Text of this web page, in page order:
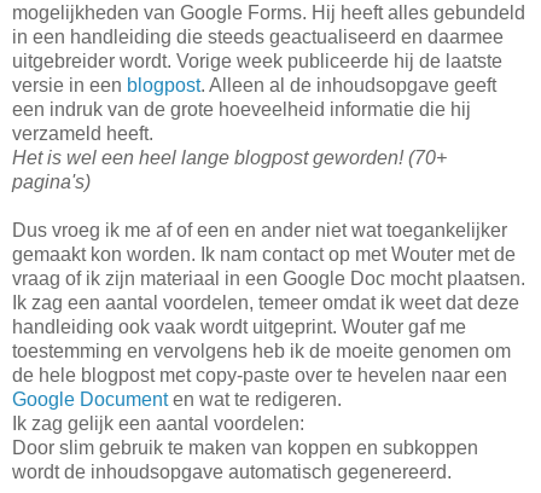
mogelijkheden van Google Forms. Hij heeft alles gebundeld
in een handleiding die steeds geactualiseerd en daarmee
uitgebreider wordt. Vorige week publiceerde hij de laatste
versie in een blogpost. Alleen al de inhoudsopgave geeft
een indruk van de grote hoeveelheid informatie die hij
verzameld heeft.
Het is wel een heel lange blogpost geworden! (70+
pagina's)
Dus vroeg ik me af of een en ander niet wat toegankelijker
gemaakt kon worden. Ik nam contact op met Wouter met de
vraag of ik zijn materiaal in een Google Doc mocht plaatsen.
Ik zag een aantal voordelen, temeer omdat ik weet dat deze
handleiding ook vaak wordt uitgeprint. Wouter gaf me
toestemming en vervolgens heb ik de moeite genomen om
de hele blogpost met copy-paste over te hevelen naar een
Google Documenten wat te redigeren.
Ik zag gelijk een aantal voordelen:
Door slim gebruik te maken van koppen en subkoppen
wordt de inhoudsopgave automatisch gegenereerd.